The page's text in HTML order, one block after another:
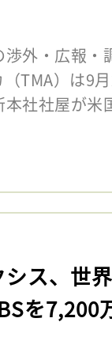
外・広報・
TMA）は9
社社屋が米
シス、世
を7,200